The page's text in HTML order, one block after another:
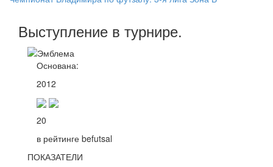
Выступление в турнире.
Основана:
2012
20
в рейтинге befutsal
ПОКАЗАТЕЛИ